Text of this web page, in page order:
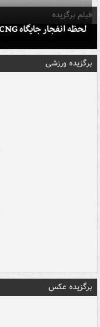
فیلم برگزیده
لحظه انفجار جایگاه CNG "صحنه" در دوربین مداربسته
برگزیده ورزشی
برگزیده عکس